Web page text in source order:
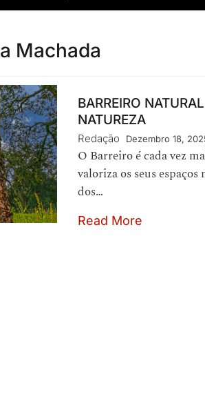
Machada
BARREIRO
NATUREZA
Redação Dezembro 18,
O Barreiro é cada vez
valoriza os seus
dos…
Read More